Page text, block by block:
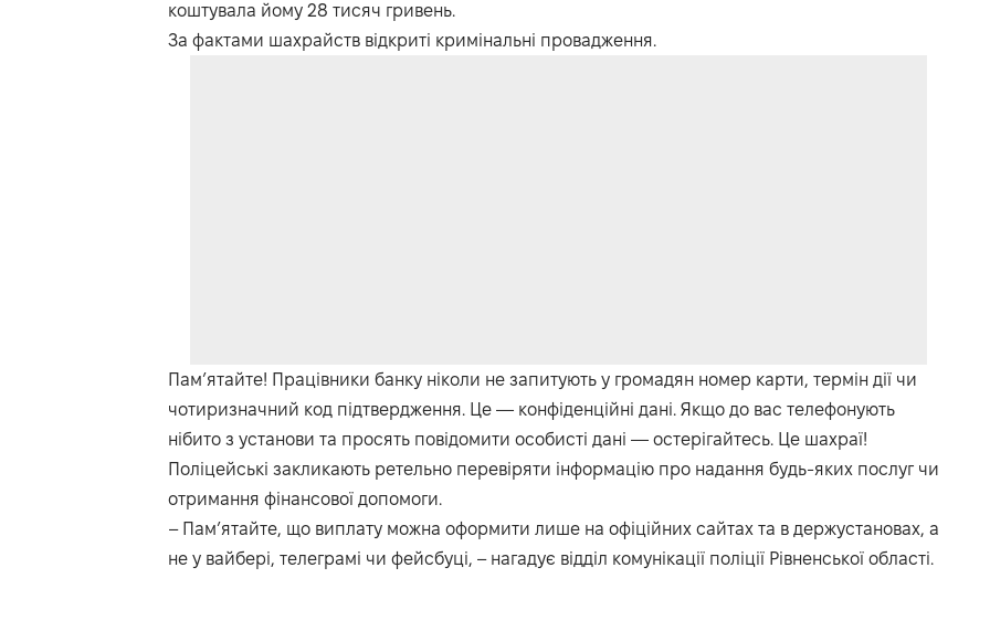
коштувала йому 28 тисяч гривень.
За фактами шахрайств відкриті кримінальні провадження.
Пам’ятайте! Працівники банку ніколи не запитують у громадян номер карти, термін дії чи
чотиризначний код підтвердження. Це — конфіденційні дані. Якщо до вас телефонують
нібито з установи та просять повідомити особисті дані — остерігайтесь. Це шахраї!
Поліцейські закликають ретельно перевіряти інформацію про надання будь-яких послуг чи
отримання фінансової допомоги.
– Пам’ятайте, що виплату можна оформити лише на офіційних сайтах та в держустановах, а
не у вайбері, телеграмі чи фейсбуці, – нагадує відділ комунікації поліції Рівненської області.